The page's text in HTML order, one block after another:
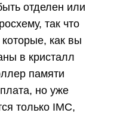
отделен или
так что
как вы
в кристалл
памяти
но уже
только IMC,